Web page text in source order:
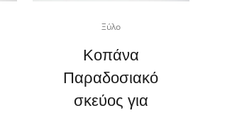
Ξύλο
Κοπάνα
Παραδοσιακό
σκεύος για